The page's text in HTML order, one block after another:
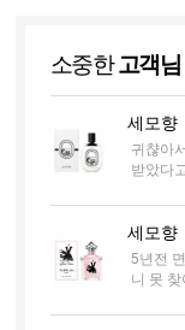
소중한고객님
세모향
귀챦아
받았다
세모향
5년전
니 못